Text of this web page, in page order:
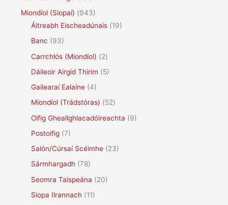
Miondíol (Siopaí) (943)
Áitreabh Eischeadúnais (19)
Banc (93)
Carrchlós (Miondíol) (2)
Dáileoir Airgid Thirim (5)
Gailearaí Ealaíne (4)
Miondíol (Trádstóras) (52)
Oifig Gheallghlacadóireachta (9)
Postoifig (7)
Salón/Cúrsaí Scéimhe (23)
Sármhargadh (78)
Seomra Taispeána (20)
Siopa Ilrannach (11)